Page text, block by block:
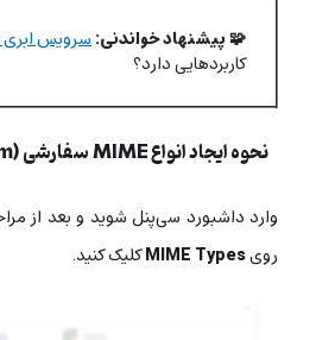
🧩 پیشنهاد خواندنی:سرویس ابری saas چیست
کاربردهایی دارد؟
نحوه ایجاد انواع MIME سفارشی (Custom)
وارد داشبورد سی‌پنل شوید و بعد از
رویMIME Typesکلیک کنید.